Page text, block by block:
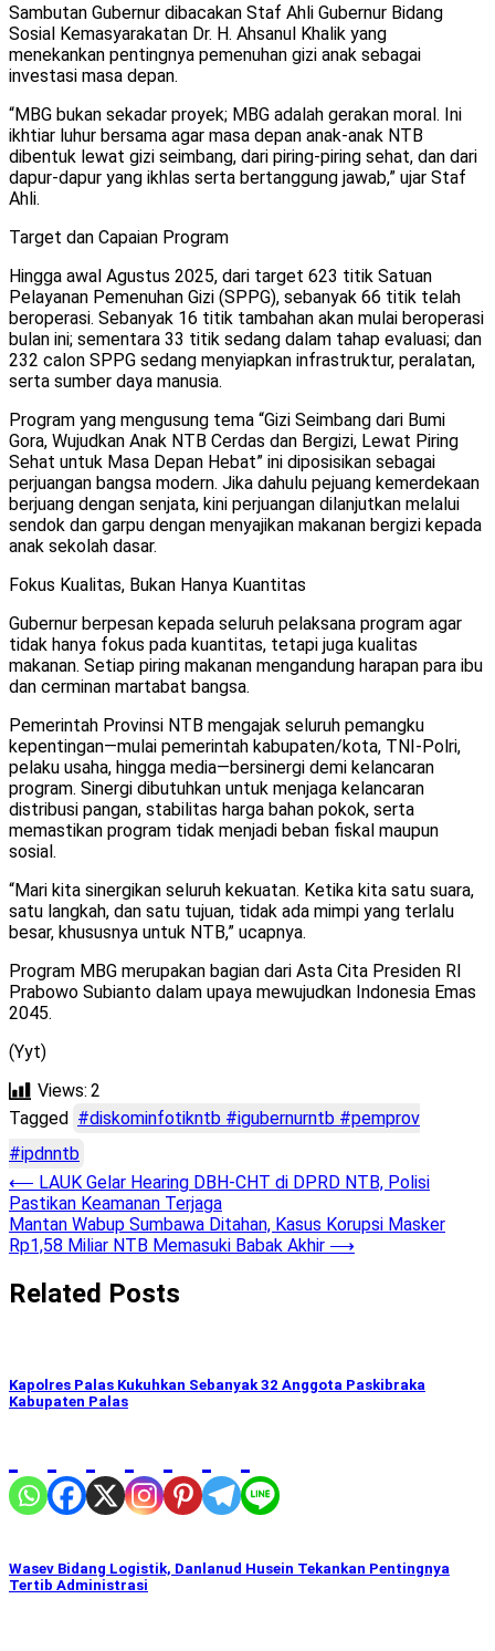
Sambutan Gubernur dibacakan Staf Ahli Gubernur Bidang
Sosial Kemasyarakatan Dr. H. Ahsanul Khalik yang
menekankan pentingnya pemenuhan gizi anak sebagai
investasi masa depan.
“MBG bukan sekadar proyek; MBG adalah gerakan moral. Ini
ikhtiar luhur bersama agar masa depan anak-anak NTB
dibentuk lewat gizi seimbang, dari piring-piring sehat, dan dari
dapur-dapur yang ikhlas serta bertanggung jawab,” ujar Staf
Ahli.
Target dan Capaian Program
Hingga awal Agustus 2025, dari target 623 titik Satuan
Pelayanan Pemenuhan Gizi (SPPG), sebanyak 66 titik telah
beroperasi. Sebanyak 16 titik tambahan akan mulai beroperasi
bulan ini; sementara 33 titik sedang dalam tahap evaluasi; dan
232 calon SPPG sedang menyiapkan infrastruktur, peralatan,
serta sumber daya manusia.
Program yang mengusung tema “Gizi Seimbang dari Bumi
Gora, Wujudkan Anak NTB Cerdas dan Bergizi, Lewat Piring
Sehat untuk Masa Depan Hebat” ini diposisikan sebagai
perjuangan bangsa modern. Jika dahulu pejuang kemerdekaan
berjuang dengan senjata, kini perjuangan dilanjutkan melalui
sendok dan garpu dengan menyajikan makanan bergizi kepada
anak sekolah dasar.
Fokus Kualitas, Bukan Hanya Kuantitas
Gubernur berpesan kepada seluruh pelaksana program agar
tidak hanya fokus pada kuantitas, tetapi juga kualitas
makanan. Setiap piring makanan mengandung harapan para ibu
dan cerminan martabat bangsa.
Pemerintah Provinsi NTB mengajak seluruh pemangku
kepentingan—mulai pemerintah kabupaten/kota, TNI-Polri,
pelaku usaha, hingga media—bersinergi demi kelancaran
program. Sinergi dibutuhkan untuk menjaga kelancaran
distribusi pangan, stabilitas harga bahan pokok, serta
memastikan program tidak menjadi beban fiskal maupun
sosial.
“Mari kita sinergikan seluruh kekuatan. Ketika kita satu suara,
satu langkah, dan satu tujuan, tidak ada mimpi yang terlalu
besar, khususnya untuk NTB,” ucapnya.
Program MBG merupakan bagian dari Asta Cita Presiden RI
Prabowo Subianto dalam upaya mewujudkan Indonesia Emas
2045.
(Yyt)
Views: 2
Tagged #diskominfotikntb #igubernurntb #pemprov
#ipdnntb
Post
navigation
⟵ LAUK Gelar Hearing DBH-CHT di DPRD NTB, Polisi
Pastikan Keamanan Terjaga
Mantan Wabup Sumbawa Ditahan, Kasus Korupsi Masker
Rp1,58 Miliar NTB Memasuki Babak Akhir ⟶
Related Posts
Kapolres Palas Kukuhkan Sebanyak 32 Anggota Paskibraka
Kabupaten Palas
Wasev Bidang Logistik, Danlanud Husein Tekankan Pentingnya
Tertib Administrasi